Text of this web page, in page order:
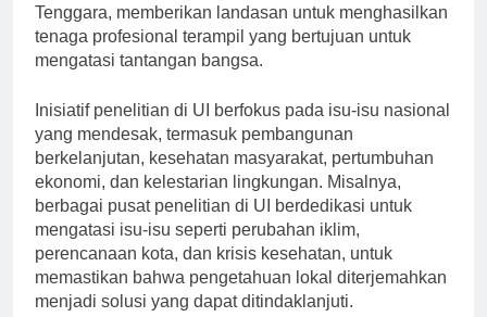
Tenggara, memberikan landasan untuk menghasilkan
tenaga profesional terampil yang bertujuan untuk
mengatasi tantangan bangsa.
Inisiatif penelitian di UI berfokus pada isu-isu nasional
yang mendesak, termasuk pembangunan
berkelanjutan, kesehatan masyarakat, pertumbuhan
ekonomi, dan kelestarian lingkungan. Misalnya,
berbagai pusat penelitian di UI berdedikasi untuk
mengatasi isu-isu seperti perubahan iklim,
perencanaan kota, dan krisis kesehatan, untuk
memastikan bahwa pengetahuan lokal diterjemahkan
menjadi solusi yang dapat ditindaklanjuti.